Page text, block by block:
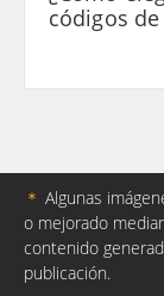
códigos
＊ Algunas
o mejorado
contenido
publicación.